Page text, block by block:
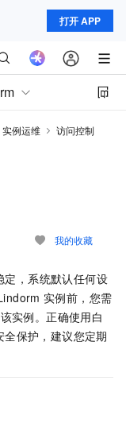
打开 APP
实例运维
访问控制
我的收藏
定，系统默认任何设
实例前，您需
实例。正确使用白
保护，建议您定期